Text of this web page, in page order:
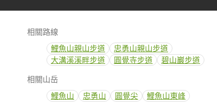
相關路線
鯉魚山親山步道
忠勇山親山步道
大溝溪溪畔步道
圓覺寺步道
碧山巖步道
相關山岳
鯉魚山
忠勇山 圓覺尖 鯉魚山東峰